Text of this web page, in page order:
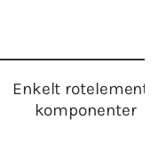
Enkelt rotelement i
komponenter